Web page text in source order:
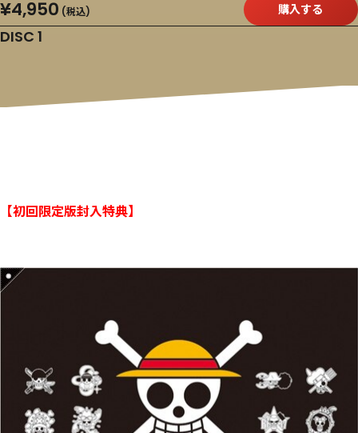
¥4,950 (税込) 購入する
DISC 1
【初回限定版封入特典】